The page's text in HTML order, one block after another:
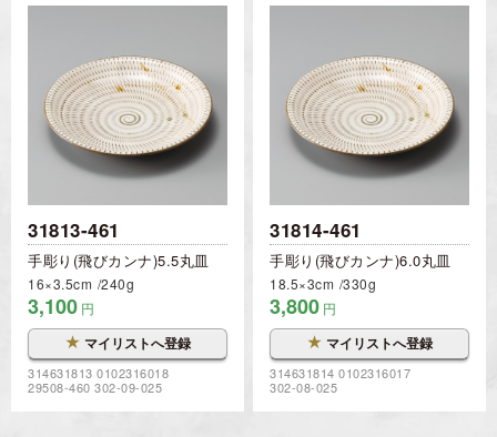
31813-461
手彫り(飛びカンナ)5.5丸皿
16×3.5cm 240g
3,100 円
★ マイリストへ登録
314631813 0102316018
29508-460 302-09-025
31814-461
手彫り(飛びカンナ)6.0丸皿
18.5×3cm 330g
3,800 円
★ マイリストへ登録
314631814 0102316017
302-08-025